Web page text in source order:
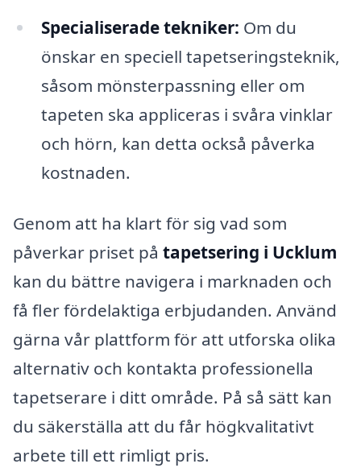
Specialiserade tekniker: Om du
önskar en speciell tapetseringsteknik,
såsom mönsterpassning eller om
tapeten ska appliceras i svåra vinklar
och hörn, kan detta också påverka
kostnaden.
Genom att ha klart för sig vad som
påverkar priset på tapetsering i Ucklum
kan du bättre navigera i marknaden och
få fler fördelaktiga erbjudanden. Använd
gärna vår plattform för att utforska olika
alternativ och kontakta professionella
tapetserare i ditt område. På så sätt kan
du säkerställa att du får högkvalitativt
arbete till ett rimligt pris.